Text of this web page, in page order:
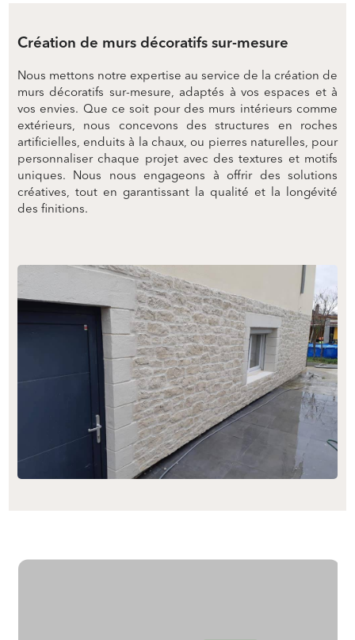
Création de murs décoratifs sur-mesure
Nous mettons notre expertise au service de la création de
murs décoratifs sur-mesure, adaptés à vos espaces et à
vos envies. Que ce soit pour des murs intérieurs comme
extérieurs, nous concevons des structures en roches
artificielles, enduits à la chaux, ou pierres naturelles, pour
personnaliser chaque projet avec des textures et motifs
uniques. Nous nous engageons à offrir des solutions
créatives, tout en garantissant la qualité et la longévité
des finitions.